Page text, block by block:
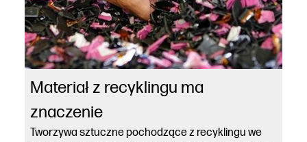
Materiał z recyklingu ma
znaczenie
Tworzywa sztuczne pochodzące z recyklingu we